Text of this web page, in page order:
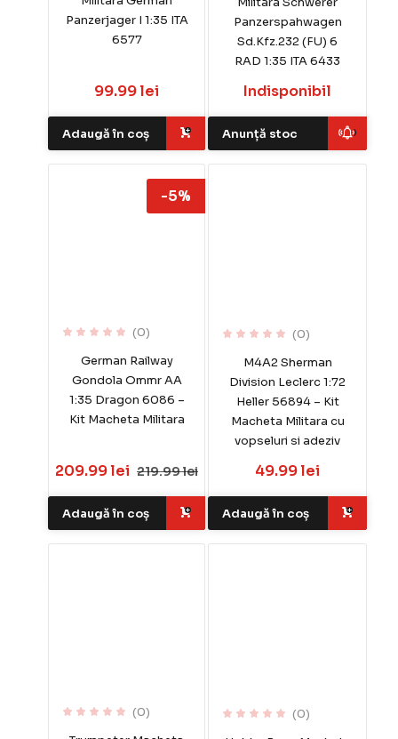
Panzerjager I 1:35 ITA
6577
99.99 lei
Adaugă în coș
Panzerspahwagen
Sd.Kfz.232 (FU) 6
RAD 1:35 ITA 6433
Indisponibil
Anunță stoc
(0)
German Railway
Gondola Ommr AA
1:35 Dragon 6086 –
Kit Macheta Militara
209.99 lei 219.99 lei
-5%
Adaugă în coș
(0)
M4A2 Sherman
Division Leclerc 1:72
Heller 56894 – Kit
Macheta Militara cu
vopseluri si adeziv
49.99 lei
Adaugă în coș
(0) (0)